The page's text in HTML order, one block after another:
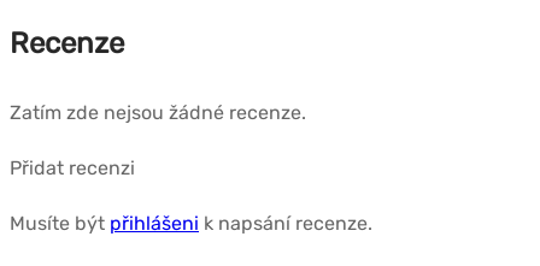
Recenze
Zatím zde nejsou žádné recenze.
Přidat recenzi
Musíte být přihlášeni k napsání recenze.